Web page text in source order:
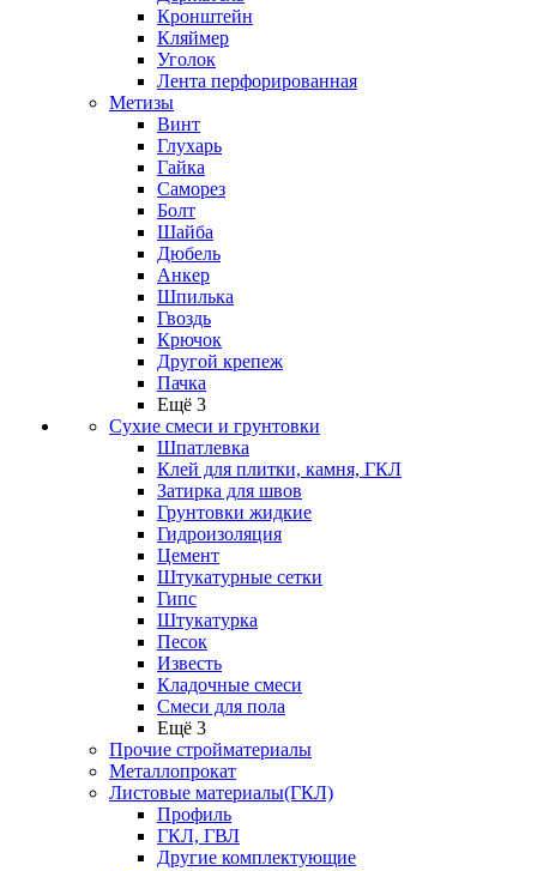
Кронштейн
Кляймер
Уголок
Лента перфорированная
Метизы
Винт
Глухарь
Гайка
Саморез
Болт
Шайба
Дюбель
Анкер
Шпилька
Гвоздь
Крючок
Другой крепеж
Пачка
Ещё 3
Сухие смеси и грунтовки
Шпатлевка
Клей для плитки, камня, ГКЛ
Затирка для швов
Грунтовки жидкие
Гидроизоляция
Цемент
Штукатурные сетки
Гипс
Штукатурка
Песок
Известь
Кладочные смеси
Смеси для пола
Ещё 3
Прочие стройматериалы
Металлопрокат
Листовые материалы(ГКЛ)
Профиль
ГКЛ, ГВЛ
Другие комплектующие